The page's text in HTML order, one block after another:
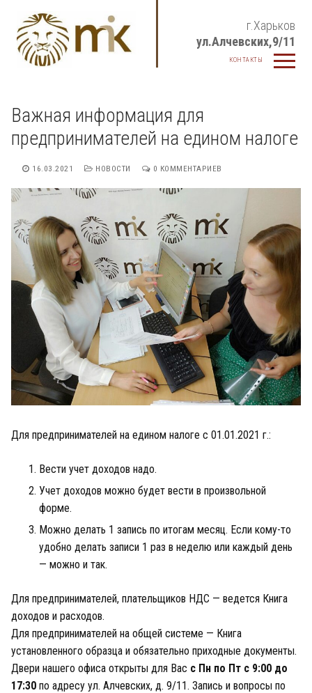
содержимому
г.Харьков
ул.Алчевских,9/11
КОНТАКТЫ
Важная информация для
предпринимателей на едином налоге
16.03.2021 НОВОСТИ 0 КОММЕНТАРИЕВ
Для предпринимателей на едином налоге с 01.01.2021 г.:
Вести учет доходов надо.
Учет доходов можно будет вести в произвольной
форме.
Можно делать 1 запись по итогам месяц. Если кому-то
удобно делать записи 1 раз в неделю или каждый день
— можно и так.
Для предпринимателей, плательщиков НДС — ведется Книга
доходов и расходов.
Для предпринимателей на общей системе — Книга
установленного образца и обязательно приходные документы.
Двери нашего офиса открыты для Вас с Пн по Пт с 9:00 до
17:30 по адресу ул. Алчевских, д. 9/11. Запись и вопросы по